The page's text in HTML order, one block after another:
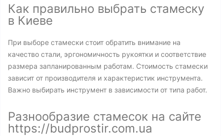
Как правильно выбрать стамеску
в Киеве
При выборе стамески стоит обратить внимание на
качество стали, эргономичность рукоятки и соответствие
размера запланированным работам. Стоимость стамески
зависит от производителя и характеристик инструмента.
Важно выбирать инструмент в зависимости от типа работ.
Разнообразие стамесок на сайте
https://budprostir.com.ua